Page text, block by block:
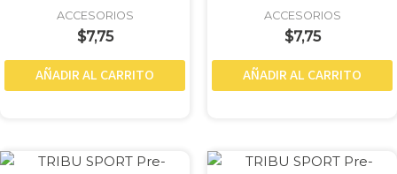
ACCESORIOS
$7,75
AÑADIR AL CARRITO
ACCESORIOS
$7,75
AÑADIR AL CARRITO
OriginalCurrent
Original